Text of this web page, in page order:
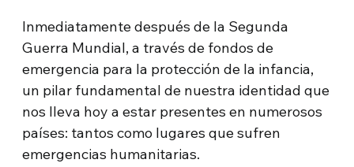
Inmediatamente después de la Segunda
Guerra Mundial, a través de fondos de
emergencia para la protección de la infancia,
un pilar fundamental de nuestra identidad que
nos lleva hoy a estar presentes en numerosos
países: tantos como lugares que sufren
emergencias humanitarias.